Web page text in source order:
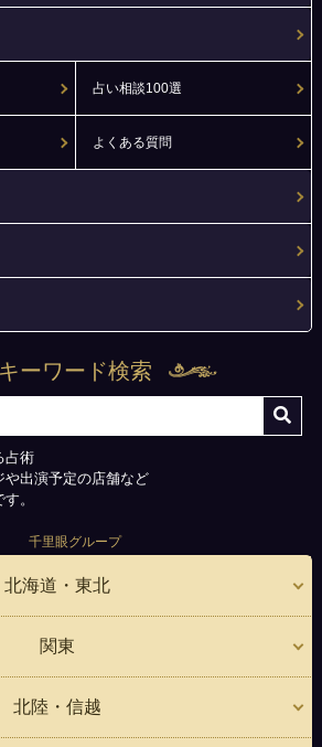
占い相談100選
よくある質問
キーワード検索
占術
出演予定の店舗など
。
千里眼グループ
北海道・東北
関東
北陸・信越